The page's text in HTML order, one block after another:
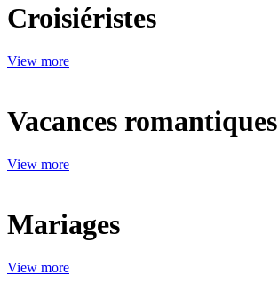
Croisiéristes
View more
Vacances romantiques
View more
Mariages
View more